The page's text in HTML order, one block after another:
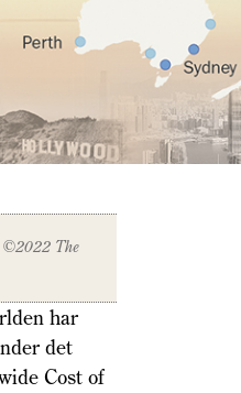
©2022 The
har
det
Cost of